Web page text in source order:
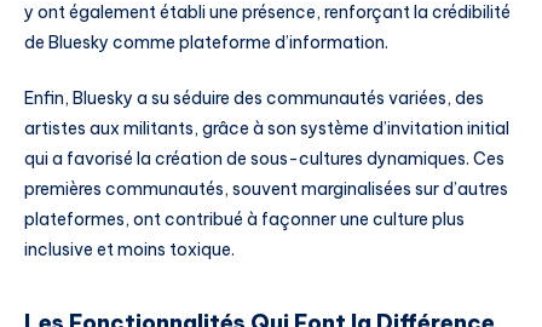
y ont également établi une présence, renforçant la crédibilité
de Bluesky comme plateforme d’information.
Enfin, Bluesky a su séduire des communautés variées, des
artistes aux militants, grâce à son système d’invitation initial
qui a favorisé la création de sous-cultures dynamiques. Ces
premières communautés, souvent marginalisées sur d’autres
plateformes, ont contribué à façonner une culture plus
inclusive et moins toxique.